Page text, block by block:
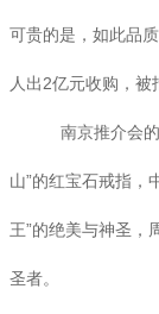
可贵的是，如此品
人出2亿元收购，被
南京推介会
山”的红宝石戒指，
王”的绝美与神圣，
圣者。